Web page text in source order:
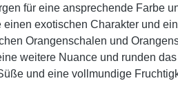
für eine ansprechende Farbe
einen exotischen Charakter und
Orangenschalen und
weitere Nuance und runden
und eine vollmundige